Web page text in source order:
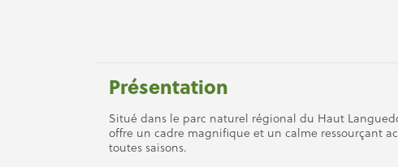
Présentation
Situé dans le parc naturel régional du Haut
offre un cadre magnifique et un calme ressourçant
toutes saisons.